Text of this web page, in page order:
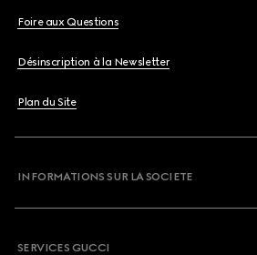
Foire aux Questions
Désinscription à la Newsletter
Plan du Site
INFORMATIONS SUR LA SOCIETE
SERVICES GUCCI